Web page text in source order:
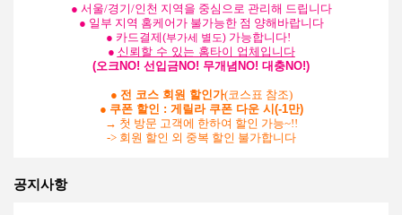
● 서울/경기/인천 지역을 중심으로 관리해 드립니다
● 일부 지역 홈케어가 불가능한 점 양해바랍니다
● 카드결제(부가세 별도)가능합니다!
● 신뢰할 수 있는 홈타이 업체입니다
(오크NO! 선입금NO! 무개념NO! 대충NO!)
● 전 코스 회원 할인가(코스표 참조)
● 쿠폰 할인 : 게릴라 쿠폰 다운 시(-1만)
→ 첫 방문 고객에 한하여 할인 가능~!!
-> 회원 할인 외 중복 할인 불가합니다
공지사항